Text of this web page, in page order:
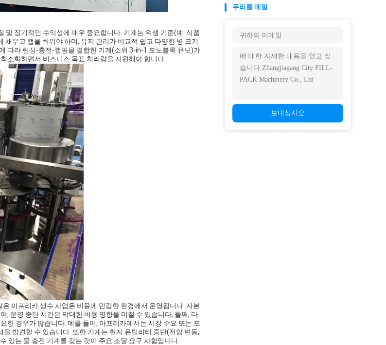
및 장기적인 수익성에 매우 중요합니다. 기계는 위생 기준(예: 식품
우고 캡을 씌워야 하며, 유지 관리가 비교적 쉽고 다양한 병 크기
따라 린싱-충전-캡핑을 결합한 기계(소위 3-in-1 모노블록 유닛)가
소화하면서 비즈니스 목표 처리량을 지원해야 합니다.
아프리카 생수 사업은 비용에 민감한 환경에서 운영됩니다. 자본
, 운영 중단 시간은 막대한 비용 영향을 미칠 수 있습니다. 둘째, 다
한 경우가 많습니다. 예를 들어, 아프리카에서는 시장 수요 또는 포
발견할 수 있습니다. 또한 기계는 현지 유틸리티 중단(전압 변동,
있는 물 충전 기계를 갖는 것이 주요 조달 요구 사항입니다.
우리를 메일
보내십시오